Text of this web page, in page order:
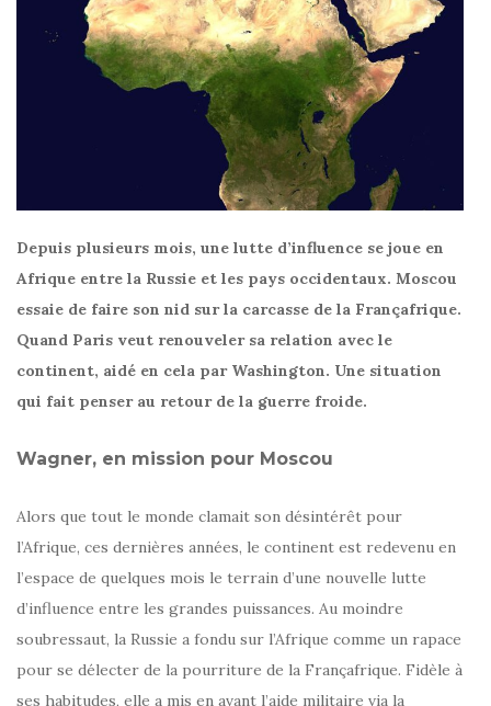
Depuis plusieurs mois, une lutte d’influence se joue en
Afrique entre la Russie et les pays occidentaux. Moscou
essaie de faire son nid sur la carcasse de la Françafrique.
Quand Paris veut renouveler sa relation avec le
continent, aidé en cela par Washington. Une situation
qui fait penser au retour de la guerre froide.
Wagner, en mission pour Moscou
Alors que tout le monde clamait son désintérêt pour
l’Afrique, ces dernières années, le continent est redevenu en
l’espace de quelques mois le terrain d’une nouvelle lutte
d’influence entre les grandes puissances. Au moindre
soubressaut, la Russie a fondu sur l’Afrique comme un rapace
pour se délecter de la pourriture de la Françafrique. Fidèle à
ses habitudes, elle a mis en avant l’aide militaire via la